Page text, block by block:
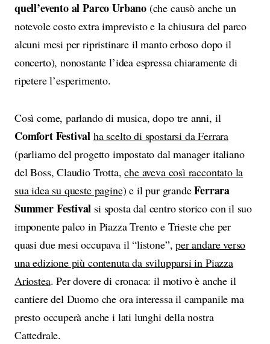
quell’evento al Parco Urbano(che causò anche un
notevole costo extra imprevisto e la chiusura del parco
alcuni mesi per ripristinare il manto erboso dopo il
concerto), nonostante l’idea espressa chiaramente di
ripetere l’esperimento.
Così come, parlando di musica, dopo tre anni, il
Comfort Festival ha scelto di spostarsi da Ferrara
(parliamo del progetto impostato dal manager italiano
del Boss, Claudio Trotta,che aveva così raccontato la
sua idea su queste pagine)e il pur grandeFerrara
Summer Festival si sposta dal centro storico con il suo
imponente palco in Piazza Trento e Trieste che per
quasi due mesi occupava il “listone”,per andare verso
una edizione più contenuta da svilupparsi in Piazza
Ariostea. Per dovere di cronaca: il motivo è anche il
cantiere del Duomo che ora interessa il campanile ma
presto occuperà anche i lati lunghi della nostra
Cattedrale.